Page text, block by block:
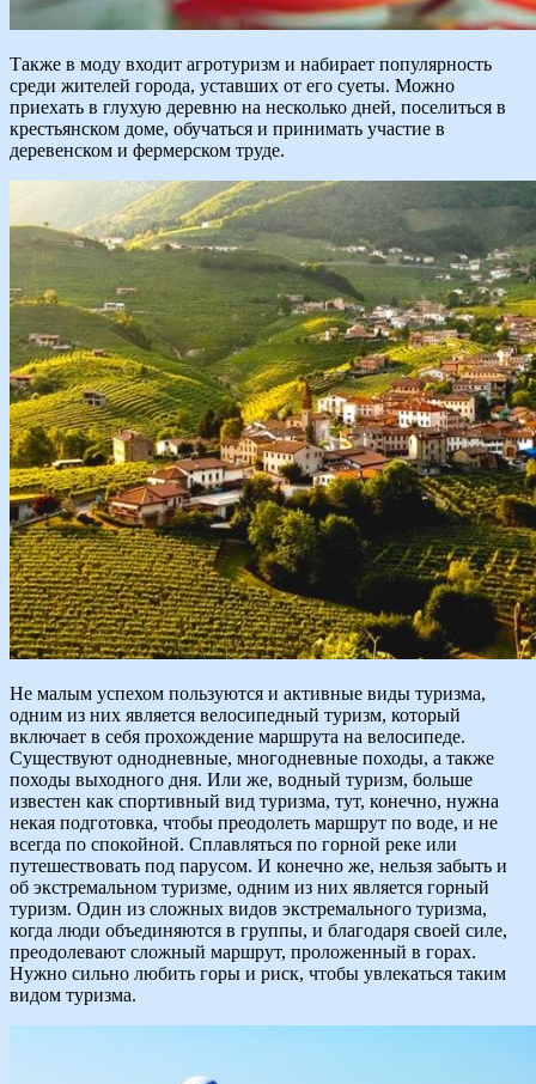
Также в моду входит агротуризм и набирает популярность
среди жителей города, уставших от его суеты. Можно
приехать в глухую деревню на несколько дней, поселиться в
крестьянском доме, обучаться и принимать участие в
деревенском и фермерском труде.
Не малым успехом пользуются и активные виды туризма,
одним из них является велосипедный туризм, который
включает в себя прохождение маршрута на велосипеде.
Существуют однодневные, многодневные походы, а также
походы выходного дня. Или же, водный туризм, больше
известен как спортивный вид туризма, тут, конечно, нужна
некая подготовка, чтобы преодолеть маршрут по воде, и не
всегда по спокойной. Сплавляться по горной реке или
путешествовать под парусом. И конечно же, нельзя забыть и
об экстремальном туризме, одним из них является горный
туризм. Один из сложных видов экстремального туризма,
когда люди объединяются в группы, и благодаря своей силе,
преодолевают сложный маршрут, проложенный в горах.
Нужно сильно любить горы и риск, чтобы увлекаться таким
видом туризма.